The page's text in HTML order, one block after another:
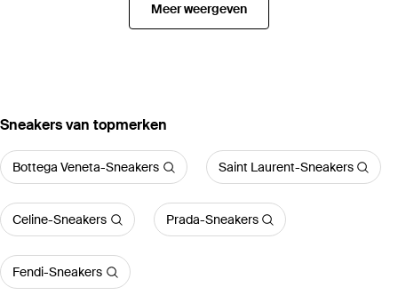
Meer weergeven
‪Sneakers‬ van topmerken
Bottega Veneta-Sneakers Saint Laurent-Sneakers
Celine-Sneakers Prada-Sneakers
Fendi-Sneakers